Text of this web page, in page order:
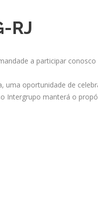
RJ
a participar
uma oportunidade de
Intergrupo manterá o